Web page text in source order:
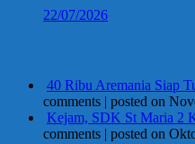
22/07/2026
40 Ribu Aremania Siap
comments | posted on
Kejam, SDK St Maria 2
comments | posted on